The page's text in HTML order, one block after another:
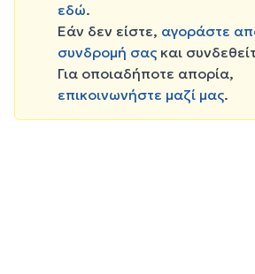
εδώ.
Εάν δεν είστε, αγοράστε
συνδρομή σας και
Για οποιαδήποτε απορία,
επικοινωνήστε μαζί μας.